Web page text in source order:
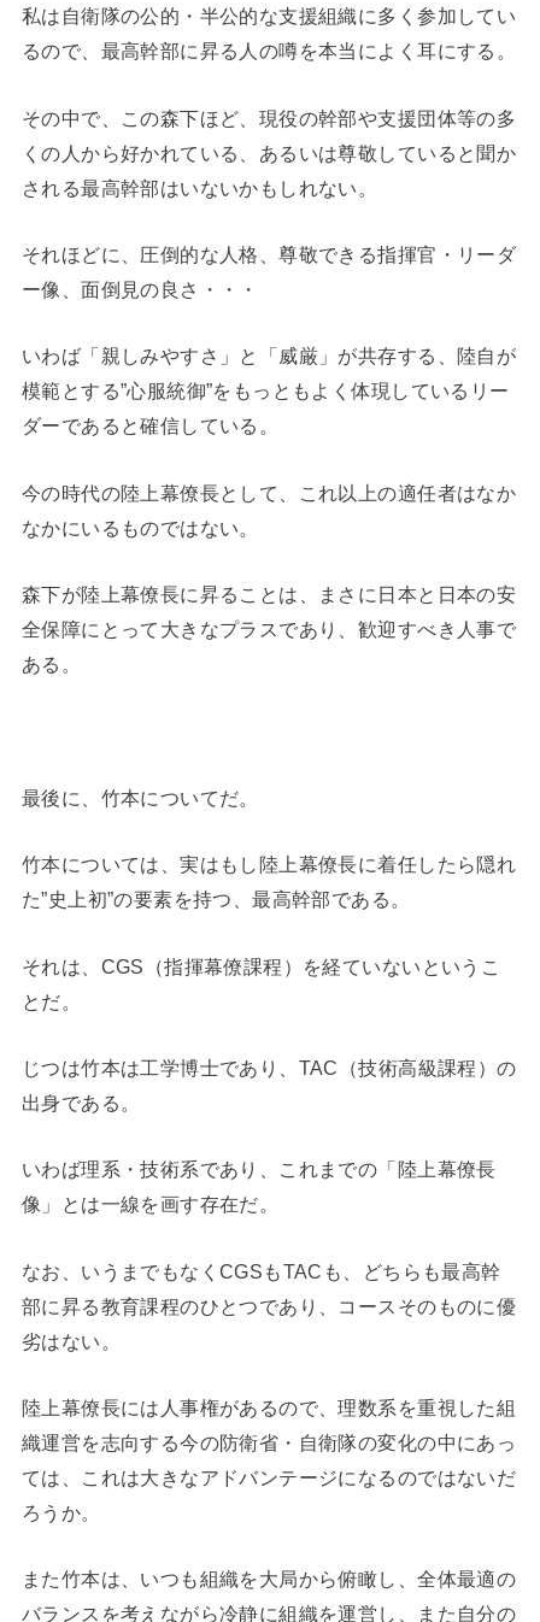
私は自衛隊の公的・半公的な支援組織に多く参加してい
るので、最高幹部に昇る人の噂を本当によく耳にする。
その中で、この森下ほど、現役の幹部や支援団体等の多
くの人から好かれている、あるいは尊敬していると聞か
される最高幹部はいないかもしれない。
それほどに、圧倒的な人格、尊敬できる指揮官・リーダ
ー像、面倒見の良さ・・・
いわば「親しみやすさ」と「威厳」が共存する、陸自が
模範とする”心服統御”をもっともよく体現しているリー
ダーであると確信している。
今の時代の陸上幕僚長として、これ以上の適任者はなか
なかにいるものではない。
森下が陸上幕僚長に昇ることは、まさに日本と日本の安
全保障にとって大きなプラスであり、歓迎すべき人事で
ある。
最後に、竹本についてだ。
竹本については、実はもし陸上幕僚長に着任したら隠れ
た”史上初”の要素を持つ、最高幹部である。
それは、CGS（指揮幕僚課程）を経ていないというこ
とだ。
じつは竹本は工学博士であり、TAC（技術高級課程）の
出身である。
いわば理系・技術系であり、これまでの「陸上幕僚長
像」とは一線を画す存在だ。
なお、いうまでもなくCGSもTACも、どちらも最高幹
部に昇る教育課程のひとつであり、コースそのものに優
劣はない。
陸上幕僚長には人事権があるので、理数系を重視した組
織運営を志向する今の防衛省・自衛隊の変化の中にあっ
ては、これは大きなアドバンテージになるのではないだ
ろうか。
また竹本は、いつも組織を大局から俯瞰し、全体最適の
バランスを考えながら冷静に組織を運営し、また自分の